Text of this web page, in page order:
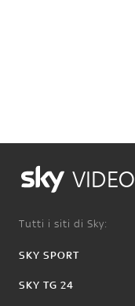
VIDEO
Tutti i siti di Sky:
SKY SPORT
SKY TG 24